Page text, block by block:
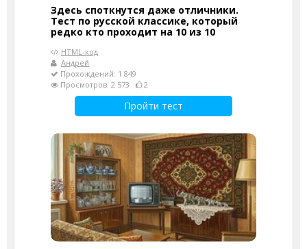
Здесь споткнутся даже отличники.
Тест по русской классике, который
редко кто проходит на 10 из 10
HTML-код
Андрей
Прохождений: 1 849
Просмотров: 2 573
2
Пройти тест